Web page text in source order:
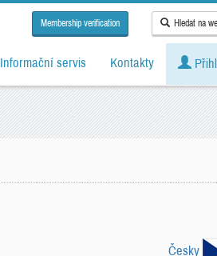
Membership verification Hledat na
Informační servis Kontakty
Česky